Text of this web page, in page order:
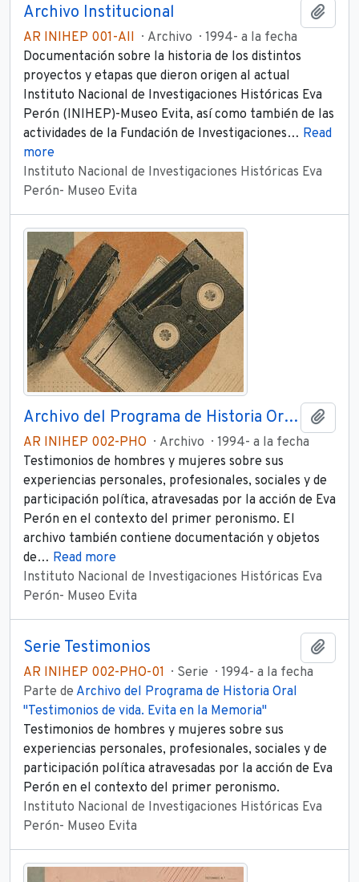
Archivo Institucional
AR INIHEP 001-AII
Archivo
1994- a la fecha
Documentación sobre la historia de los distintos
proyectos y etapas que dieron origen al actual
Instituto Nacional de Investigaciones Históricas Eva
Perón (INIHEP)-Museo Evita, así como también de las
actividades de la Fundación de Investigaciones… Read
more
Instituto Nacional de Investigaciones Históricas Eva
Perón- Museo Evita
Archivo del Programa de Historia Oral "Testimonios de vida. Evita en la Memoria"
AR INIHEP 002-PHO
Archivo
1994- a la fecha
Testimonios de hombres y mujeres sobre sus
experiencias personales, profesionales, sociales y de
participación política, atravesadas por la acción de Eva
Perón en el contexto del primer peronismo. El
archivo también contiene documentación y objetos
de… Read more
Instituto Nacional de Investigaciones Históricas Eva
Perón- Museo Evita
Serie Testimonios
AR INIHEP 002-PHO-01
Serie
1994- a la fecha
Parte de Archivo del Programa de Historia Oral
"Testimonios de vida. Evita en la Memoria"
Testimonios de hombres y mujeres sobre sus
experiencias personales, profesionales, sociales y de
participación política atravesadas por la acción de Eva
Perón en el contexto del primer peronismo.
Instituto Nacional de Investigaciones Históricas Eva
Perón- Museo Evita